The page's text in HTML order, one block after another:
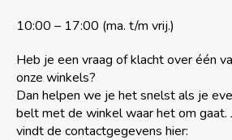
10:00 – 17:00 (ma. t/m vrij.)
Heb je een vraag of klacht over één
onze winkels?
Dan helpen we je het snelst als je
belt met de winkel waar het om gaat.
vindt de contactgegevens hier: